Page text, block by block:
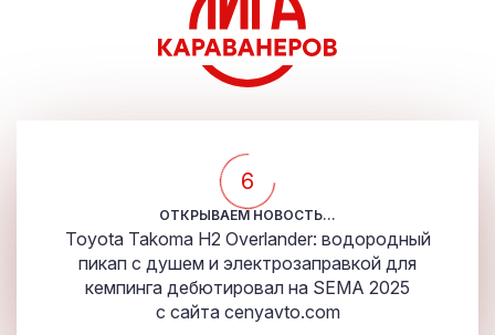
6
ОТКРЫВАЕМ НОВОСТЬ...
Toyota Takoma H2 Overlander: водородный
пикап с душем и электрозаправкой для
кемпинга дебютировал на SEMA 2025
с сайта cenyavto.com